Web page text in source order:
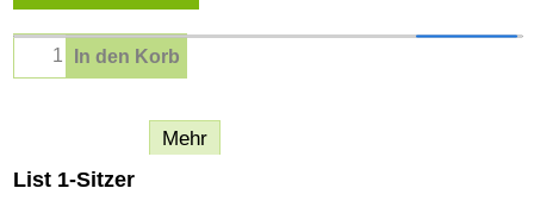
In den Korb
Mehr
List 1-Sitzer